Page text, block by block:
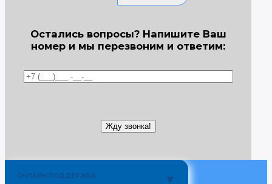
Остались вопросы? Напишите Ваш
номер и мы перезвоним и ответим:
ОНЛАЙН ПОДДЕРЖКА: